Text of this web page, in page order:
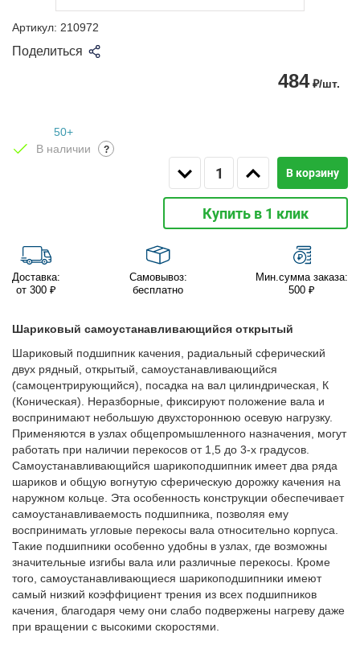
Артикул: 210972
Поделиться
484₽/шт.
50+
В наличии
?
В корзину
Купить в 1 клик
Доставка:
от 300 ₽
Самовывоз:
бесплатно
Мин.сумма заказа:
500 ₽
Шариковый самоустанавливающийся открытый
Шариковый подшипник качения, радиальный сферический
двух рядный, открытый, самоустанавливающийся
(самоцентрирующийся), посадка на вал цилиндрическая, К
(Коническая). Неразборные, фиксируют положение вала и
воспринимают небольшую двухстороннюю осевую нагрузку.
Применяются в узлах общепромышленного назначения, могут
работать при наличии перекосов от 1,5 до 3-х градусов.
Самоустанавливающийся шарикоподшипник имеет два ряда
шариков и общую вогнутую сферическую дорожку качения на
наружном кольце. Эта особенность конструкции обеспечивает
самоустанавливаемость подшипника, позволяя ему
воспринимать угловые перекосы вала относительно корпуса.
Такие подшипники особенно удобны в узлах, где возможны
значительные изгибы вала или различные перекосы. Кроме
того, самоустанавливающиеся шарикоподшипники имеют
самый низкий коэффициент трения из всех подшипников
качения, благодаря чему они слабо подвержены нагреву даже
при вращении с высокими скоростями.